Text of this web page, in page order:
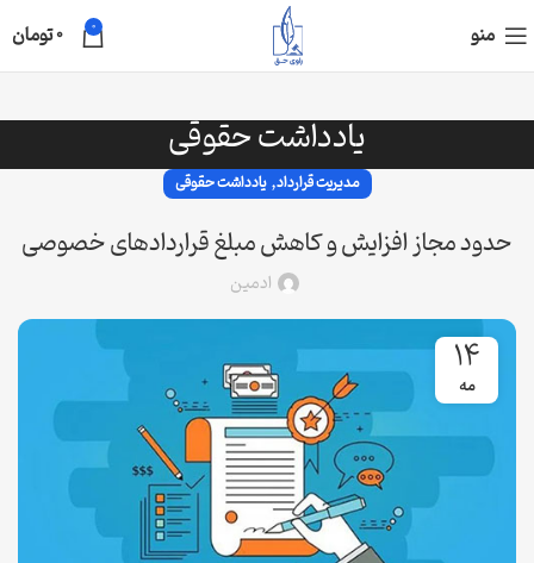
منو 0
0تومان
یادداشت حقوقی
مدیریت قرارداد,یادداشت حقوقی
حدود مجاز افزایش و کاهش مبلغ قراردادهای خصوصی
ادمین
14
مه